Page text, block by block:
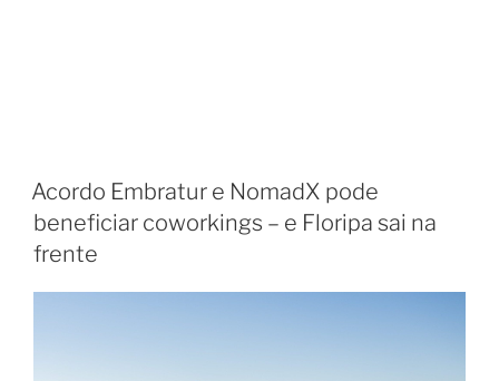
Acordo Embratur e NomadX pode
beneficiar coworkings – e Floripa sai na
frente